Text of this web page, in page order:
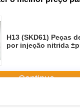
H13 (SKD61) Peças
por injeção nitrida
Continue
do molde de